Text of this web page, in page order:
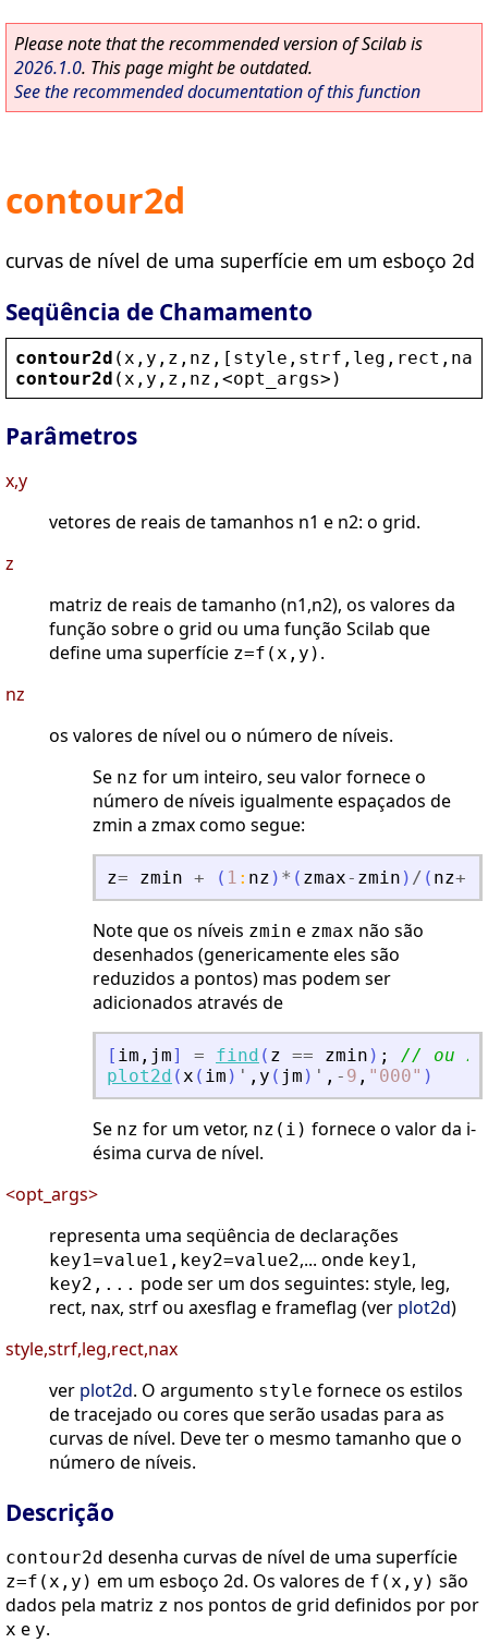
Please note that the recommended version of Scilab is
2026.1.0. This page might be outdated.
See the recommended documentation of this function
contour2d
curvas de nível de uma superfície em um esboço 2d
Seqüência de Chamamento
contour2d ( x , y , z , nz ,[ style , strf , leg , rect , nax
contour2d ( x , y , z , nz , <opt_args> )
Parâmetros
x,y
vetores de reais de tamanhos n1 e n2: o grid.
z
matriz de reais de tamanho (n1,n2), os valores da
função sobre o grid ou uma função Scilab que
define uma superfície z=f(x,y) .
nz
os valores de nível ou o número de níveis.
Se nz for um inteiro, seu valor fornece o
número de níveis igualmente espaçados de
zmin a zmax como segue:
z= zmin + ( 1 : nz ) * ( zmax- zmin ) / ( nz+
Note que os níveis zmin e zmax não são
desenhados (genericamente eles são
reduzidos a pontos) mas podem ser
adicionados através de
[ im , jm] = find ( z == zmin ) ;
// ou
plot2d (x ( im ) ' , y ( jm ) ' , - 9 , " 000" )
Se nz for um vetor, nz(i) fornece o valor da i-
ésima curva de nível.
<opt_args>
representa uma seqüência de declarações
key1=value1,key2=value2,... onde key1,
key2,... pode ser um dos seguintes: style, leg,
rect, nax, strf ou axesflag e frameflag (ver plot2d)
style,strf,leg,rect,nax
ver plot2d. O argumento style fornece os estilos
de tracejado ou cores que serão usadas para as
curvas de nível. Deve ter o mesmo tamanho que o
número de níveis.
Descrição
contour2d desenha curvas de nível de uma superfície
z=f(x,y) em um esboço 2d. Os valores de f(x,y) são
dados pela matriz z nos pontos de grid definidos por por
x e y.